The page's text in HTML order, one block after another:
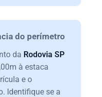
do perímetro
da Rodovia SP
à estaca
e o
Identifique se a